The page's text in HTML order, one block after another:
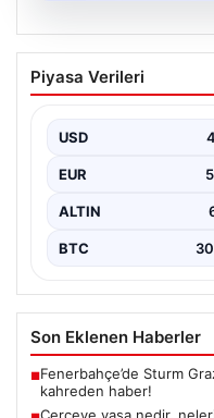
05.08.2026
Çerçeve yasa
‘Terörsüz
Hukuk ve yasama
Piyasa Verileri
USD
EUR
ALTIN
BTC
Son Eklenen Haberler
■Fenerbahçe’de Sturm
kahreden haber!